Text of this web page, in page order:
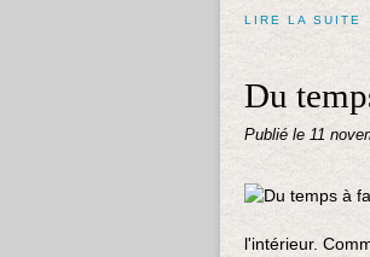
LIRE LA SUITE
Du
Publié le 11
l'intérieur.